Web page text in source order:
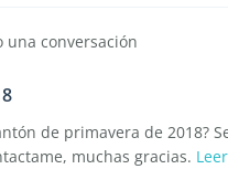
conversación
de primavera de 2018?
muchas gracias.